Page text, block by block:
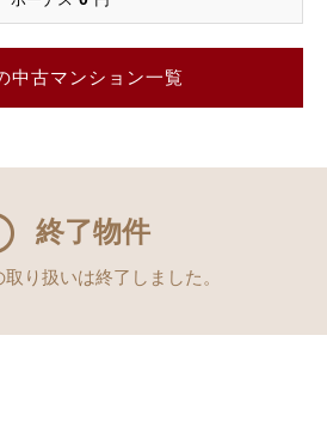
中古マンション一覧
終了物件
り扱いは終了しました。